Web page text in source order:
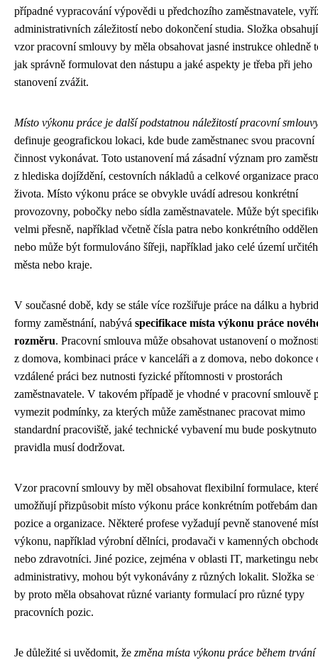
případné vypracování výpovědi u předchozího zaměstnavatele,
administrativních záležitostí nebo dokončení studia. Složka
vzor pracovní smlouvy by měla obsahovat jasné instrukce ohledně
jak správně formulovat den nástupu a jaké aspekty je třeba při jeho
stanovení zvážit.
Místo výkonu práce je další podstatnou náležitostí pracovní
definuje geografickou lokaci, kde bude zaměstnanec svou pracovní
činnost vykonávat. Toto ustanovení má zásadní význam pro
z hlediska dojíždění, cestovních nákladů a celkové organizace
života. Místo výkonu práce se obvykle uvádí adresou konkrétní
provozovny, pobočky nebo sídla zaměstnavatele. Může být
velmi přesně, například včetně čísla patra nebo konkrétního
nebo může být formulováno šířeji, například jako celé území
města nebo kraje.
V současné době, kdy se stále více rozšiřuje práce na dálku a
formy zaměstnání, nabývá specifikace místa výkonu práce
rozměru. Pracovní smlouva může obsahovat ustanovení o
z domova, kombinaci práce v kanceláři a z domova, nebo dokonce
vzdálené práci bez nutnosti fyzické přítomnosti v prostorách
zaměstnavatele. V takovém případě je vhodné v pracovní smlouvě
vymezit podmínky, za kterých může zaměstnanec pracovat mimo
standardní pracoviště, jaké technické vybavení mu bude
pravidla musí dodržovat.
Vzor pracovní smlouvy by měl obsahovat flexibilní formulace,
umožňují přizpůsobit místo výkonu práce konkrétním potřebám
pozice a organizace. Některé profese vyžadují pevně stanovené
výkonu, například výrobní dělníci, prodavači v kamenných
nebo zdravotníci. Jiné pozice, zejména v oblasti IT, marketingu
administrativy, mohou být vykonávány z různých lokalit. Složka se
by proto měla obsahovat různé varianty formulací pro různé typy
pracovních pozic.
Je důležité si uvědomit, že změna místa výkonu práce během trvání